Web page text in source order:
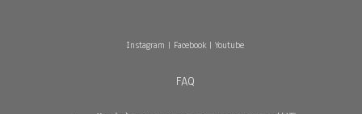
Instagram | Facebook| Youtube
FAQ